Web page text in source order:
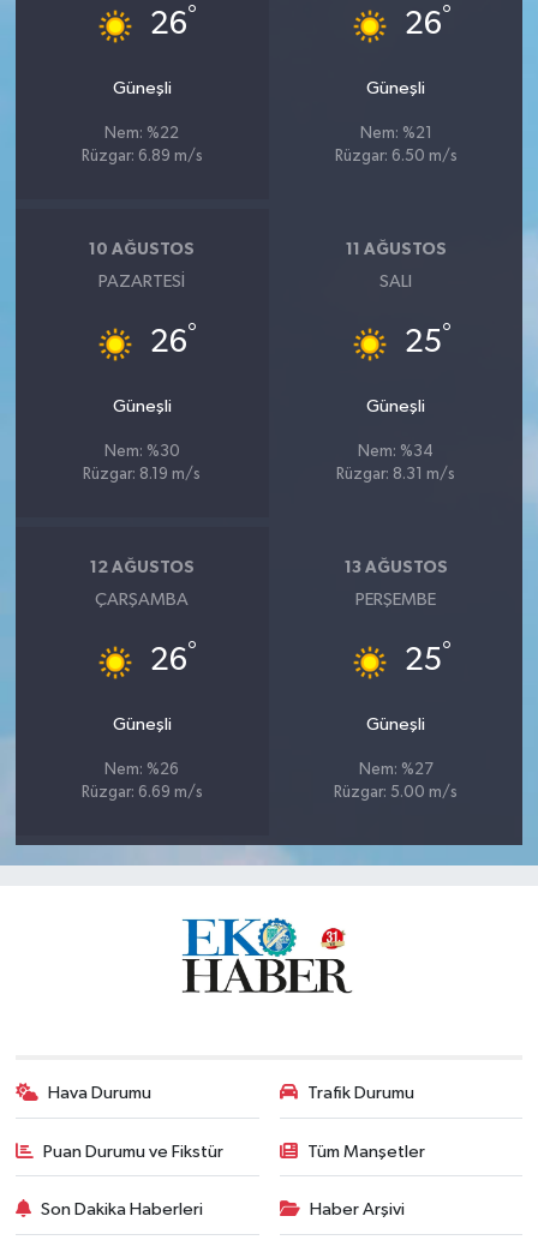
26°
Güneşli
Nem: %22
Rüzgar: 6.89 m/s
26°
Güneşli
Nem: %21
Rüzgar: 6.50 m/s
10 AĞUSTOS
PAZARTESI
26°
Güneşli
Nem: %30
Rüzgar: 8.19 m/s
11 AĞUSTOS
SALI
25°
Güneşli
Nem: %34
Rüzgar: 8.31 m/s
12 AĞUSTOS
ÇARŞAMBA
26°
Güneşli
Nem: %26
Rüzgar: 6.69 m/s
13 AĞUSTOS
PERŞEMBE
25°
Güneşli
Nem: %27
Rüzgar: 5.00 m/s
Hava Durumu Trafik Durumu
Puan Durumu ve Fikstür Tüm Manşetler
Son Dakika Haberleri Haber Arşivi